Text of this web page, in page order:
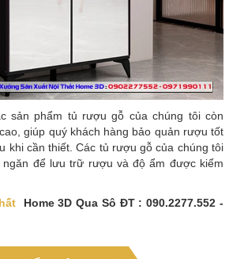
sản phẩm tủ rượu gỗ của chúng tôi còn
giúp quý khách hàng bảo quản rượu tốt
khi cần thiết. Các tủ rượu gỗ của chúng tôi
để lưu trữ rượu và độ ẩm được kiểm
Home 3D Qua Sô ĐT : 090.2277.552 -